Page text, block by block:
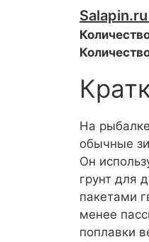
На
обычные
Он
грунт для
пакетами
менее
поплавки